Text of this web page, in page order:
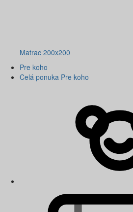
Matrac 200x200
Pre koho
Celá ponuka Pre koho